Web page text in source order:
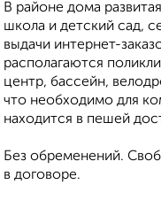
В районе дома
школа и детский сад,
выдачи интернет-
располагаются
центр, бассейн,
что необходимо для
находится в пешей
Без обременений.
в договоре.